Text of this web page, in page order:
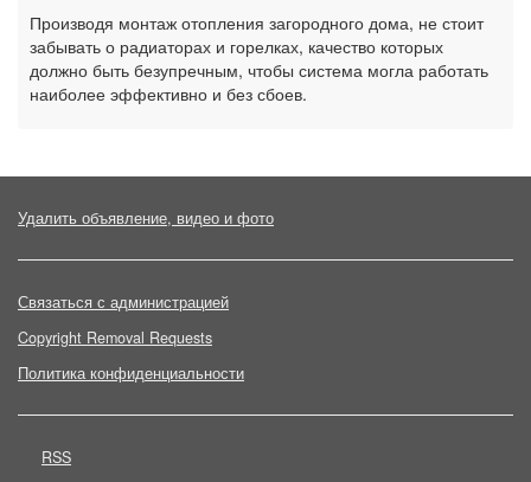
Производя монтаж отопления загородного дома, не стоит
забывать о радиаторах и горелках, качество которых
должно быть безупречным, чтобы система могла работать
наиболее эффективно и без сбоев.
Удалить объявление, видео и фото
Связаться с администрацией
Copyright Removal Requests
Политика конфиденциальности
RSS